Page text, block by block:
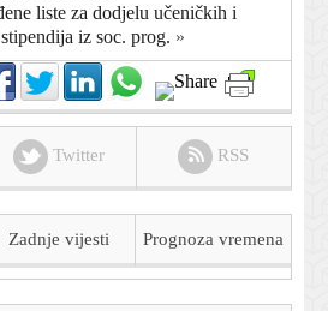
liste za dodjelu učeničkih i
iz soc. prog. »
Twitter RSS
Zadnje vijesti Prognoza vremena